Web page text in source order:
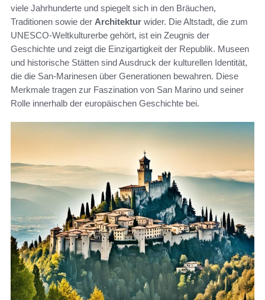
viele Jahrhunderte und spiegelt sich in den Bräuchen,
Traditionen sowie der Architektur wider. Die Altstadt, die zum
UNESCO-Weltkulturerbe gehört, ist ein Zeugnis der
Geschichte und zeigt die Einzigartigkeit der Republik. Museen
und historische Stätten sind Ausdruck der kulturellen Identität,
die die San-Marinesen über Generationen bewahren. Diese
Merkmale tragen zur Faszination von San Marino und seiner
Rolle innerhalb der europäischen Geschichte bei.